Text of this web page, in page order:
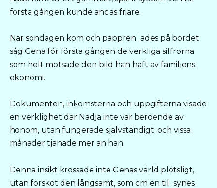
första gången kunde andas friare.
När söndagen kom och pappren lades på bordet
såg Gena för första gången de verkliga siffrorna
som helt motsade den bild han haft av familjens
ekonomi.
Dokumenten, inkomsterna och uppgifterna visade
en verklighet där Nadja inte var beroende av
honom, utan fungerade självständigt, och vissa
månader tjänade mer än han.
Denna insikt krossade inte Genas värld plötsligt,
utan försköt den långsamt, som om en till synes